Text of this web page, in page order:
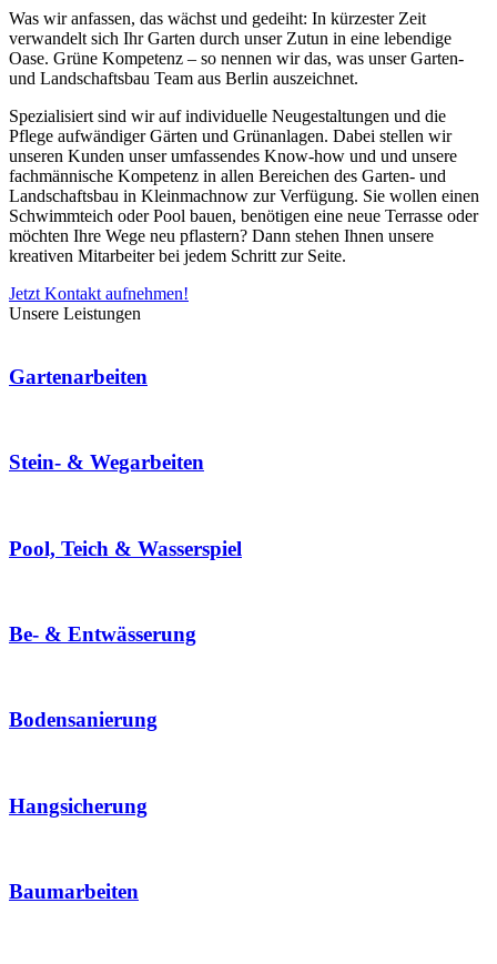
Was wir anfassen, das wächst und gedeiht: In kürzester Zeit
verwandelt sich Ihr Garten durch unser Zutun in eine lebendige
Oase. Grüne Kompetenz – so nennen wir das, was unser Garten-
und Landschaftsbau Team aus Berlin auszeichnet.
Spezialisiert sind wir auf individuelle Neugestaltungen und die
Pflege aufwändiger Gärten und Grünanlagen. Dabei stellen wir
unseren Kunden unser umfassendes Know-how und und unsere
fachmännische Kompetenz in allen Bereichen des Garten- und
Landschaftsbau in Kleinmachnow zur Verfügung. Sie wollen einen
Schwimmteich oder Pool bauen, benötigen eine neue Terrasse oder
möchten Ihre Wege neu pflastern? Dann stehen Ihnen unsere
kreativen Mitarbeiter bei jedem Schritt zur Seite.
Jetzt Kontakt aufnehmen!
Unsere Leistungen
Gartenarbeiten
Stein- & Wegarbeiten
Pool, Teich & Wasserspiel
Be- & Entwässerung
Bodensanierung
Hangsicherung
Baumarbeiten